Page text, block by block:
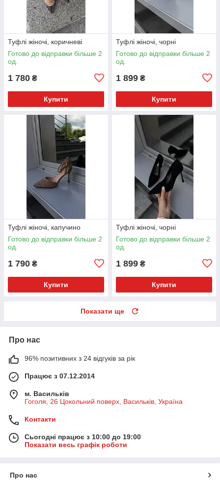
Туфлі жіночі, коричневі
Готово до відправки більше 2
од.
1 780 ₴
Купити
Туфлі жіночі, чорні
Готово до відправки більше 2
од.
1 899 ₴
Купити
Туфлі жіночі, капучино
Готово до відправки більше 2
од.
1 790 ₴
Купити
Туфлі жіночі, чорні
Готово до відправки більше 2
од.
1 899 ₴
Купити
Показати ще
Про нас
96% позитивних з 24 відгуків за рік
Працює з 07.12.2014
м. Васильків
Гоголя, 26 Цокольний поверх, Васильків, Україна
Контакти
Сьогодні працює з 10:00 до 19:00
Показати весь графік роботи
Про нас